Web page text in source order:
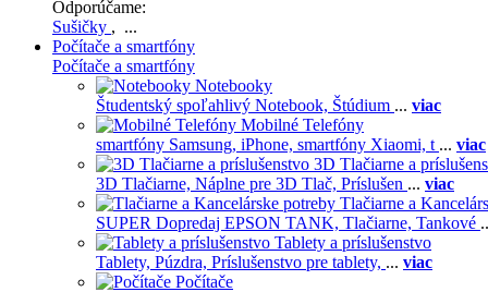
Odporúčame:
Sušičky , ...
Počítače a smartfóny
Počítače a smartfóny
Notebooky
Študentský spoľahlivý Notebook, Štúdium ... viac
Mobilné Telefóny
smartfóny Samsung, iPhone, smartfóny Xiaomi, t ... viac
3D Tlačiarne a
3D Tlačiarne, Náplne pre 3D Tlač, Príslušen ... viac
Tlačiarne a
SUPER Dopredaj EPSON TANK, Tlačiarne, Tankové
Tablety a príslušenstvo
Tablety, Púzdra, Príslušenstvo pre tablety, ... viac
Počítače